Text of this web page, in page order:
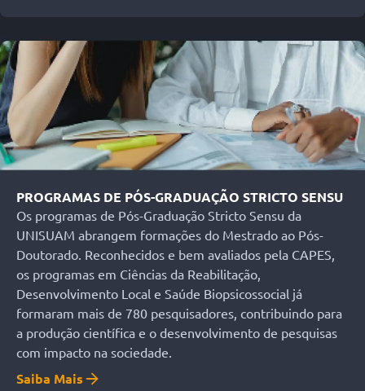
PROGRAMAS DE PÓS-GRADUAÇÃO STRICTO SENSU
Os programas de Pós-Graduação Stricto Sensu da
UNISUAM abrangem formações do Mestrado ao Pós-
Doutorado. Reconhecidos e bem avaliados pela CAPES,
os programas em Ciências da Reabilitação,
Desenvolvimento Local e Saúde Biopsicossocial já
formaram mais de 780 pesquisadores, contribuindo para
a produção científica e o desenvolvimento de pesquisas
com impacto na sociedade.
Saiba Mais